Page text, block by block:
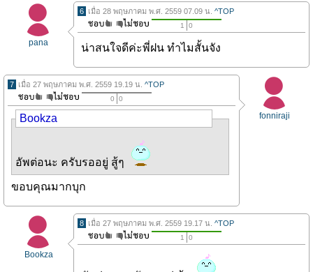
pana
6 เมื่อ 28 พฤษภาคม พ.ศ. 2559 07.09 น. ^TOP
1 0
น่าสนใจดีค่ะพี่ฝน ทำไมสั้นจัง
fonniraji
7 เมื่อ 27 พฤษภาคม พ.ศ. 2559 19.19 น. ^TOP
0 0
Bookza
อัพต่อนะ ครับรออยู่ สู้ๆ
ขอบคุณมากบุก
Bookza
8 เมื่อ 27 พฤษภาคม พ.ศ. 2559 19.17 น. ^TOP
1 0